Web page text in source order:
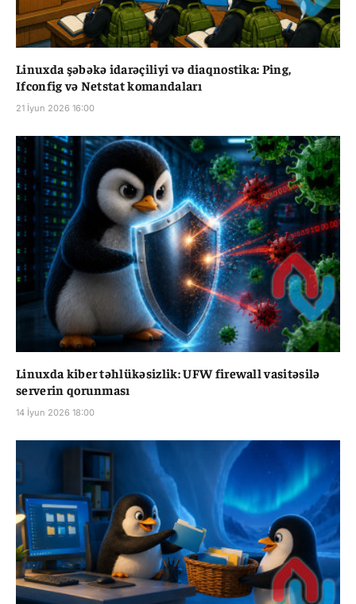
Linuxda şəbəkə idarəçiliyi və diaqnostika: Ping,
Ifconfig və Netstat komandaları
21 İyun 2026 16:00
Linuxda kiber təhlükəsizlik: UFW firewall vasitəsilə
serverin qorunması
14 İyun 2026 18:00